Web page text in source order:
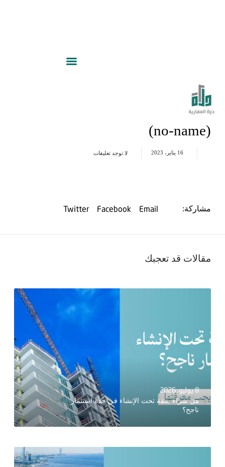
(no-name)
16 يناير، 2023 لا توجد تعليقات
مشاركة: Email
Facebook
Twitter
مقالات قد تعجبك
8 يوليو، 2026
هل شراء شقة تحت الإنشاء في جدة استثمار
ناجح؟